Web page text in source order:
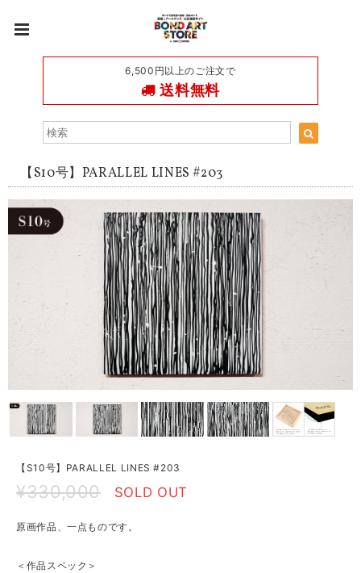
6,500円以上のご注文で
送料無料
【S10号】PARALLEL LINES #203
【S10号】PARALLEL LINES #203
¥330,000 SOLD OUT
原画作品、一点ものです。
＜作品スペック＞